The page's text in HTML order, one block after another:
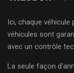
Ici, chaque véhicule
véhicules sont
avec un contrôle
La seule façon